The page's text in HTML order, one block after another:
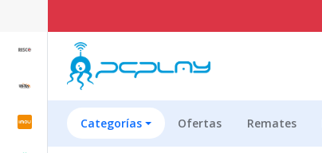
Categorías Ofertas Remates